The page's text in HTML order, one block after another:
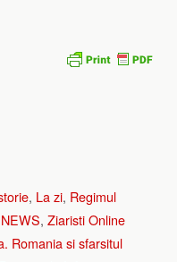
, La zi, Regimul
, Ziaristi Online
Romania si sfarsitul